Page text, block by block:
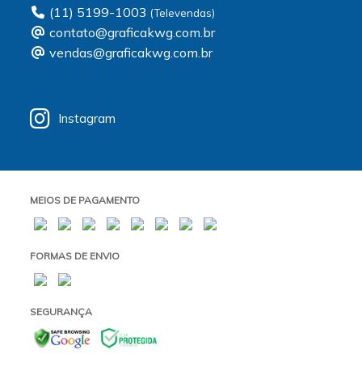
(11) 5199-1003
contato@graficakwg.com.br
vendas@graficakwg.com.br
Instagram
MEIOS DE PAGAMENTO
FORMAS DE ENVIO
SEGURANÇA